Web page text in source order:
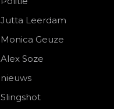
Jutta Leerdam
Monica Geuze
Alex Soze
nieuws
Slingshot